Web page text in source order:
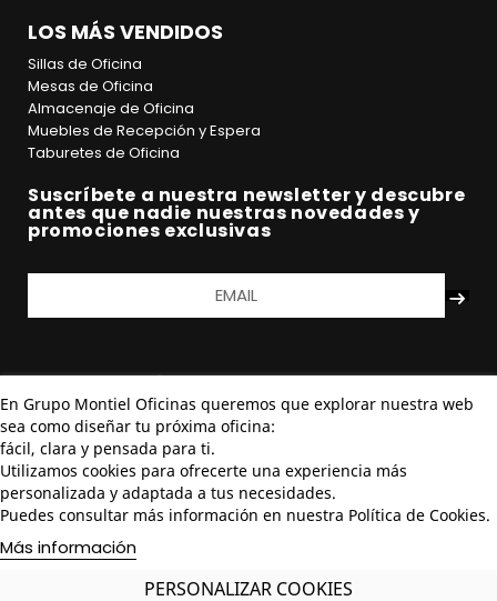
En Grupo Montiel Oficinas queremos que explorar nuestra web
sea como diseñar tu próxima oficina:
fácil, clara y pensada para ti.
Utilizamos cookies para ofrecerte una experiencia más
personalizada y adaptada a tus necesidades.
Puedes consultar más información en nuestra Política de Cookies.
Más información
PERSONALIZAR COOKIES
LOS MÁS VENDIDOS
Sillas de Oficina
Mesas de Oficina
Almacenaje de Oficina
Muebles de Recepción y Espera
Taburetes de Oficina
Suscríbete a nuestra newsletter y descubre
antes que nadie nuestras novedades y
promociones exclusivas